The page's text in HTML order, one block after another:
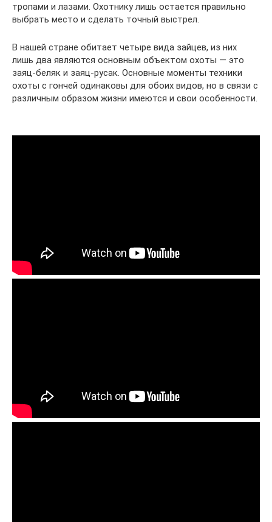
тропами и лазами. Охотнику лишь остается правильно
выбрать место и сделать точный выстрел.
В нашей стране обитает четыре вида зайцев, из них
лишь два являются основным объектом охоты — это
заяц-беляк и заяц-русак. Основные моменты техники
охоты с гончей одинаковы для обоих видов, но в связи с
различным образом жизни имеются и свои особенности.